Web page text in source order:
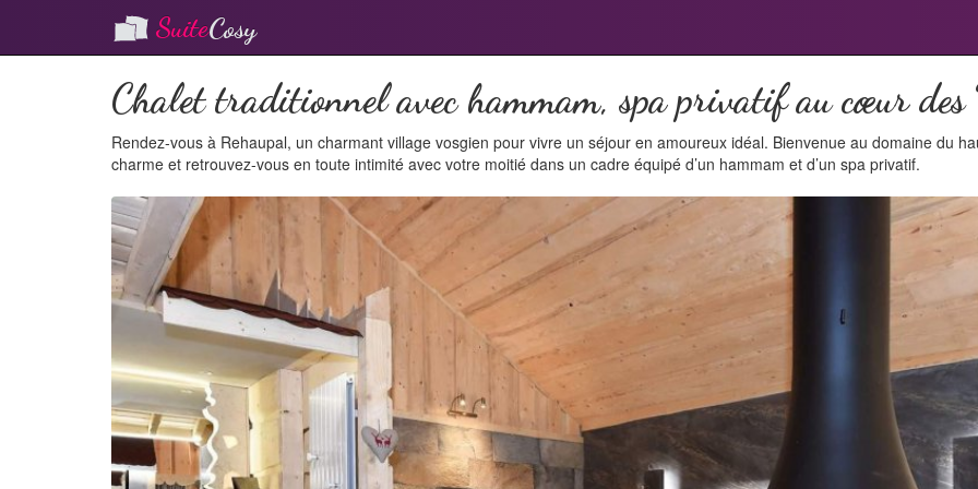
SuiteCosy
Chalet traditionnel avec hammam, spa privatif au cœur des
Rendez-vous à Rehaupal, un charmant village vosgien pour vivre un séjour en amoureux idéal. Bienvenue au domaine du
charme et retrouvez-vous en toute intimité avec votre moitié dans un cadre équipé d’un hammam et d’un spa privatif.
P
r
e
v
i
o
u
s
t